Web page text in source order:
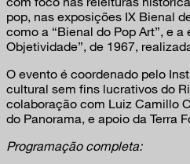
pop, nas exposições IX Bienal
como a “Bienal do Pop Art”, e a
Objetividade”, de 1967,
O evento é coordenado pelo
cultural sem fins lucrativos do
colaboração com Luiz Camillo
do Panorama, e apoio da Terra
Programação completa: